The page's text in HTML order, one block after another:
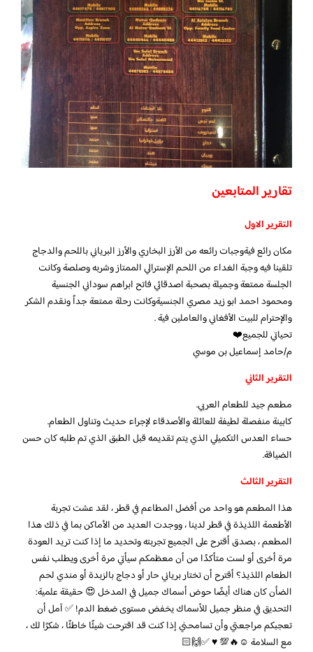
تقارير المتابعين
التقرير الاول
مكان رائع فيةوجبات رائعه من الأرز البخاري والأرز البرياني باللحم والدجاج
تلقينا فيه وجبة الغداء من اللحم الإسترالي الممتاز وشربه وصلصة وكانت
الجلسة ممتعة وجميلة بصحبة اصدقائي فاتح ابراهم سوداني الجنسية
ومحمود احمد ابو زيد مصري الجنسيةوكانت رحلة ممتعة جداً ونقدم الشكر
والإحترام للبيت الأفغاني والعاملين فية .
تحياتي للجميع❤️
م/حامد إسماعيل بن موسي
التقرير الثاني
مطعم جيد للطعام العربي.
كابينة منفصلة لطيفة للعائلة والأصدقاء لإجراء حديث وتناول الطعام.
حساء العدس التكميلي الذي يتم تقديمه قبل الطبق الذي تم طلبه كان حسن
الضيافة.
التقرير الثالث
هذا المطعم هو واحد من أفضل المطاعم في قطر ، لقد عشت تجربة
الأطعمة اللذيذة في قطر لدينا ، ووجدت العديد من الأماكن بما في ذلك هذا
المطعم ، بصدق أقترح على الجميع تجربته وتحديد ما إذا كنت تريد العودة
مرة أخرى أو لست متأكدًا من أن معظمكم سيأتي مرة أخرى ويطلب نفس
الطعام اللذيذ؟ أقترح أن تختار برياني حار أو دجاج بالزبدة أو مندي لحم
الضأن كان هناك أيضًا حوض أسماك جميل في المدخل 😍 حقيقة علمية:
التحديق في منظر جميل للأسماك يخفض مستوى ضغط الدم! ✅ آمل أن
تعجبكم مراجعتي وأن تسامحني إذا كنت قد اقترحت شيئًا خاطئًا ، شكرًا لك ،
مع السلامة ☺️🔥💯 ♥ ️✅🙌🏻